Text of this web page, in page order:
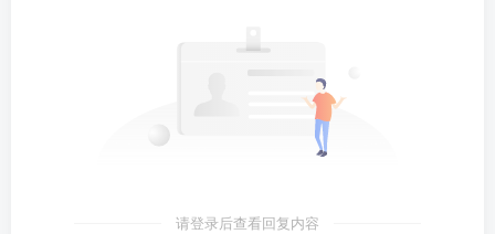
请登录后查看回复内容